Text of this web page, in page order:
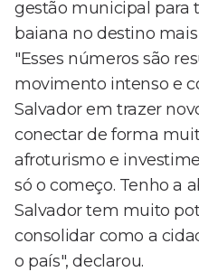
gestão municipal para
baiana no destino
"Esses números são
movimento intenso e
Salvador em trazer
conectar de forma
afroturismo e
só o começo. Tenho a
Salvador tem muito
consolidar como a
o país", declarou.